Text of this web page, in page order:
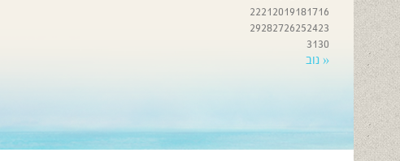
16
17
18
19
20
21
22
23
24
25
26
27
28
29
30
31
« נוב